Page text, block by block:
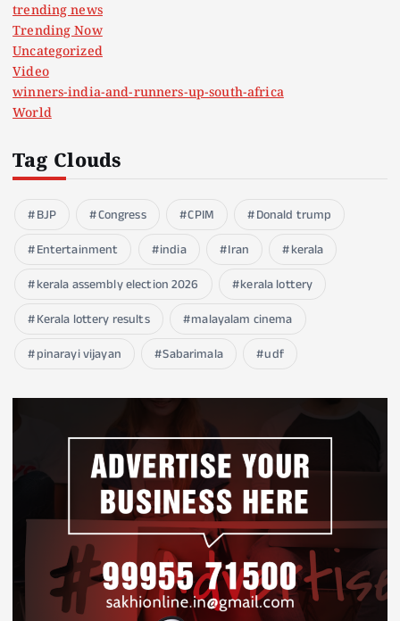
trending news
Trending Now
Uncategorized
Video
winners-india-and-runners-up-south-africa
World
Tag Clouds
BJP Congress CPIM
Donald trump
Entertainment
india Iran
kerala
kerala assembly election 2026
kerala lottery
Kerala lottery results
malayalam cinema
pinarayi vijayan
Sabarimala udf